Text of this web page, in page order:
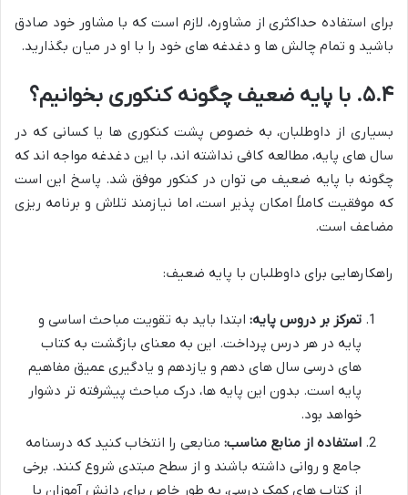
برای استفاده حداکثری از مشاوره، لازم است که با مشاور خود صادق
باشید و تمام چالش ها و دغدغه های خود را با او در میان بگذارید.
۵.۴. با پایه ضعیف چگونه کنکوری بخوانیم؟
بسیاری از داوطلبان، به خصوص پشت کنکوری ها یا کسانی که در
سال های پایه، مطالعه کافی نداشته اند، با این دغدغه مواجه اند که
چگونه با پایه ضعیف می توان در کنکور موفق شد. پاسخ این است
که موفقیت کاملاً امکان پذیر است، اما نیازمند تلاش و برنامه ریزی
مضاعف است.
راهکارهایی برای داوطلبان با پایه ضعیف:
تمرکز بر دروس پایه: ابتدا باید به تقویت مباحث اساسی و
پایه در هر درس پرداخت. این به معنای بازگشت به کتاب
های درسی سال های دهم و یازدهم و یادگیری عمیق مفاهیم
پایه است. بدون این پایه ها، درک مباحث پیشرفته تر دشوار
خواهد بود.
استفاده از منابع مناسب: منابعی را انتخاب کنید که درسنامه
جامع و روانی داشته باشند و از سطح مبتدی شروع کنند. برخی
از کتاب های کمک درسی، به طور خاص برای دانش آموزان با